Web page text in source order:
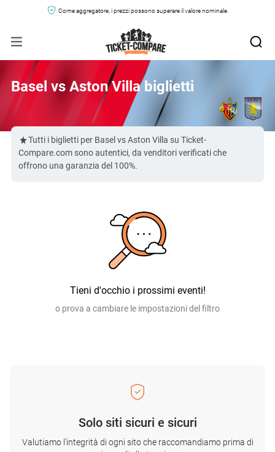
Come aggregatore, i prezzi possono superare il valore nominale.
Basel vs Aston Villa biglietti
Tutti i biglietti per Basel vs Aston Villa su Ticket-
Compare.com sono autentici, da venditori verificati che
offrono una garanzia del 100%.
Tieni d'occhio i prossimi eventi!
o prova a cambiare le impostazioni del filtro
Solo siti sicuri e sicuri
Valutiamo l'integrità di ogni sito che raccomandiamo prima di